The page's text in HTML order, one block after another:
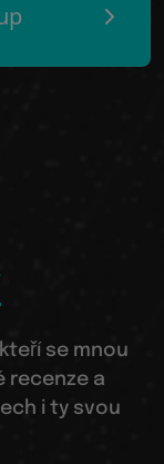
se mnou
recenze a
i ty svou